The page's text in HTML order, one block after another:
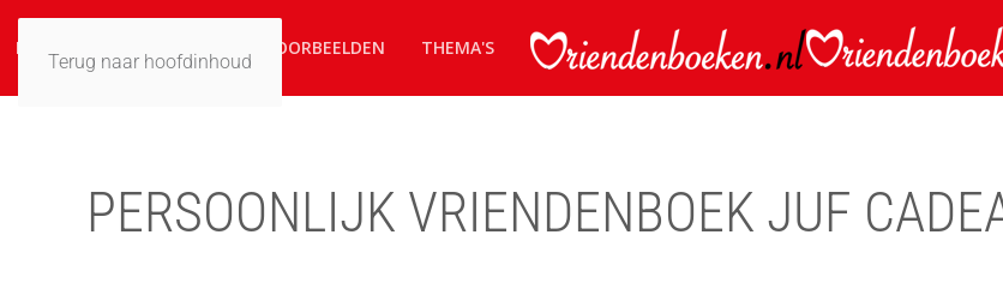
Terug naar hoofdinhoud
HOME VOORBEELDEN THEMA'S
PERSOONLIJK VRIENDENBOEK JUF